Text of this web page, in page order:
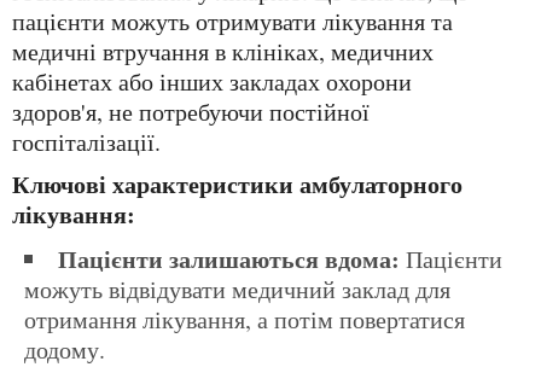
пацієнти можуть отримувати лікування та
медичні втручання в клініках, медичних
кабінетах або інших закладах охорони
здоров'я, не потребуючи постійної
госпіталізації.
Ключові характеристики амбулаторного
лікування:
Пацієнти залишаються вдома: Пацієнти
можуть відвідувати медичний заклад для
отримання лікування, а потім повертатися
додому.